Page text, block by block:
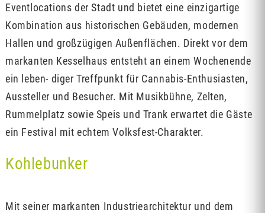
Eventlocations der Stadt und bietet eine einzigartige
Kombination aus historischen Gebäuden, modernen
Hallen und großzügigen Außenflächen. Direkt vor dem
markanten Kesselhaus entsteht an einem Wochenende
ein leben- diger Treffpunkt für Cannabis-Enthusiasten,
Aussteller und Besucher. Mit Musikbühne, Zelten,
Rummelplatz sowie Speis und Trank erwartet die Gäste
ein Festival mit echtem Volksfest-Charakter.
Kohlebunker
Mit seiner markanten Industriearchitektur und dem